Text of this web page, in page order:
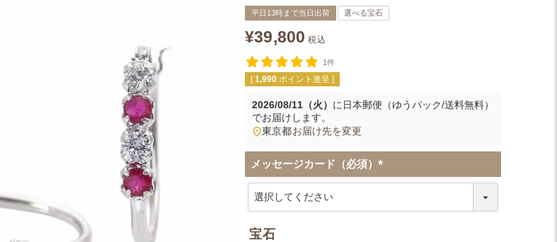
平日13時まで当日出荷 選べる宝石
¥39,800 税込
1件
[ 1,990 ポイント進呈 ]
2026/08/11（火） に 日本郵便（ゆうパック/送料無料）
でお届けします。
東京都お届け先を変更
メッセージカード（必須）
(
宝石